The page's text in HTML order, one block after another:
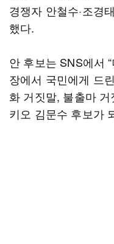
경쟁자 안철수·조경
했다.
안 후보는 SNS에서
장에서 국민에게 드
화 거짓말, 불출마
키오 김문수 후보가